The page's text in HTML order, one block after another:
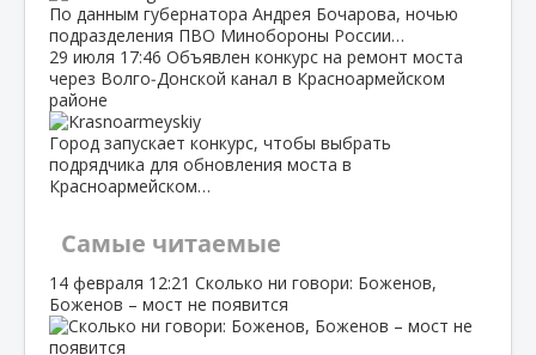
По данным губернатора Андрея Бочарова, ночью
подразделения ПВО Минобороны России…
29 июля 17:46 Объявлен конкурс на ремонт моста
через Волго‑Донской канал в Красноармейском
районе
Город запускает конкурс, чтобы выбрать
подрядчика для обновления моста в
Красноармейском…
Самые читаемые
14 февраля 12:21 Сколько ни говори: Боженов,
Боженов – мост не появится